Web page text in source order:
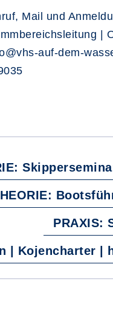
Mail und
|
auf-dem-
PRAXIS:
| Kojencharter |